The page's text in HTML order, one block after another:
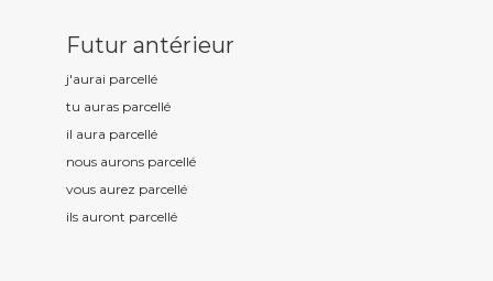
Futur antérieur
j'aurai parcellé
tu auras parcellé
il aura parcellé
nous aurons parcellé
vous aurez parcellé
ils auront parcellé